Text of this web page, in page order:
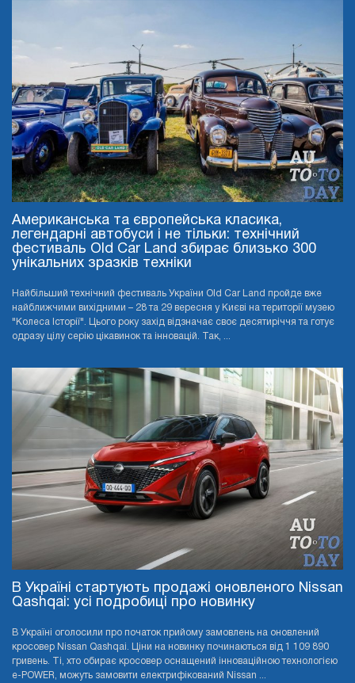
Американська та європейська класика,
легендарні автобуси і не тільки: технічний
фестиваль Old Car Land збирає близько 300
унікальних зразків техніки
Найбільший технічний фестиваль України Old Car Land пройде вже
найближчими вихідними – 28 та 29 вересня у Києві на території музею
"Колеса Історії". Цього року захід відзначає своє десятиріччя та готує
одразу цілу серію цікавинок та інновацій. Так, ...
В Україні стартують продажі оновленого Nissan
Qashqai: усі подробиці про новинку
В Україні оголосили про початок прийому замовлень на оновлений
кросовер Nissan Qashqai. Ціни на новинку починаються від 1 109 890
гривень. Ті, хто обирає кросовер оснащений інноваційною технологією
e-POWER, можуть замовити електрифікований Nissan ...